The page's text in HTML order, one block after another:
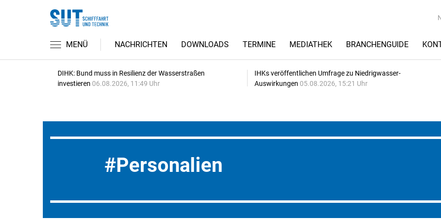
MENÜ NACHRICHTEN DOWNLOADS TERMINE MEDIATHEK BRANCHENGUIDE
DIHK: Bund muss in Resilienz der Wasserstraßen
investieren 06.08.2026, 11:49 Uhr
IHKs veröffentlichen Umfrage zu Niedrigwasser-
Auswirkungen 05.08.2026, 15:21 Uhr
Personalien